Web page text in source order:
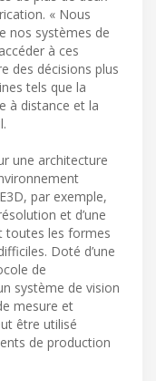
« Nous
nos systèmes de
à ces
des décisions plus
tels que la
à distance et la
une architecture
par exemple,
et d’une
toutes les formes
Doté d’une
de
système de vision
mesure et
être utilisé
de production